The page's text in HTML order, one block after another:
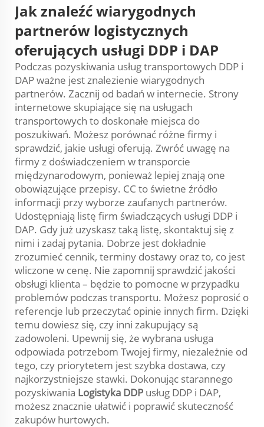
Jak znaleźć wiarygodnych
partnerów logistycznych
oferujących usługi DDP i DAP
Podczas pozyskiwania usług transportowych DDP i
DAP ważne jest znalezienie wiarygodnych
partnerów. Zacznij od badań w internecie. Strony
internetowe skupiające się na usługach
transportowych to doskonałe miejsca do
poszukiwań. Możesz porównać różne firmy i
sprawdzić, jakie usługi oferują. Zwróć uwagę na
firmy z doświadczeniem w transporcie
międzynarodowym, ponieważ lepiej znają one
obowiązujące przepisy. CC to świetne źródło
informacji przy wyborze zaufanych partnerów.
Udostępniają listę firm świadczących usługi DDP i
DAP. Gdy już uzyskasz taką listę, skontaktuj się z
nimi i zadaj pytania. Dobrze jest dokładnie
zrozumieć cennik, terminy dostawy oraz to, co jest
wliczone w cenę. Nie zapomnij sprawdzić jakości
obsługi klienta – będzie to pomocne w przypadku
problemów podczas transportu. Możesz poprosić o
referencje lub przeczytać opinie innych firm. Dzięki
temu dowiesz się, czy inni zakupujący są
zadowoleni. Upewnij się, że wybrana usługa
odpowiada potrzebom Twojej firmy, niezależnie od
tego, czy priorytetem jest szybka dostawa, czy
najkorzystniejsze stawki. Dokonując starannego
pozyskiwania Logistyka DDP usług DDP i DAP,
możesz znacznie ułatwić i poprawić skuteczność
zakupów hurtowych.